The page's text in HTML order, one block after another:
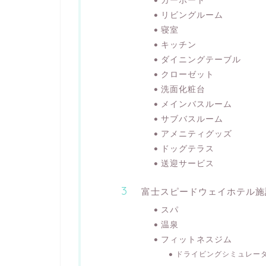
リビングルーム
寝室
キッチン
ダイニングテーブル
クローゼット
洗面化粧台
メインバスルーム
サブバスルーム
アメニティグッズ
ドッグテラス
送迎サービス
富士スピードウェイホテル
スパ
温泉
フィットネスジム
ドライビングシミュレー